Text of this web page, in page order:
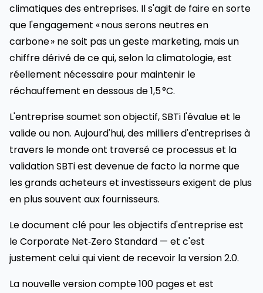
climatiques des entreprises. Il s'agit de faire en sorte
que l'engagement « nous serons neutres en
carbone » ne soit pas un geste marketing, mais un
chiffre dérivé de ce qui, selon la climatologie, est
réellement nécessaire pour maintenir le
réchauffement en dessous de 1,5 °C.
L'entreprise soumet son objectif, SBTi l'évalue et le
valide ou non. Aujourd'hui, des milliers d'entreprises à
travers le monde ont traversé ce processus et la
validation SBTi est devenue de facto la norme que
les grands acheteurs et investisseurs exigent de plus
en plus souvent aux fournisseurs.
Le document clé pour les objectifs d'entreprise est
le Corporate Net‑Zero Standard — et c'est
justement celui qui vient de recevoir la version 2.0.
La nouvelle version compte 100 pages et est